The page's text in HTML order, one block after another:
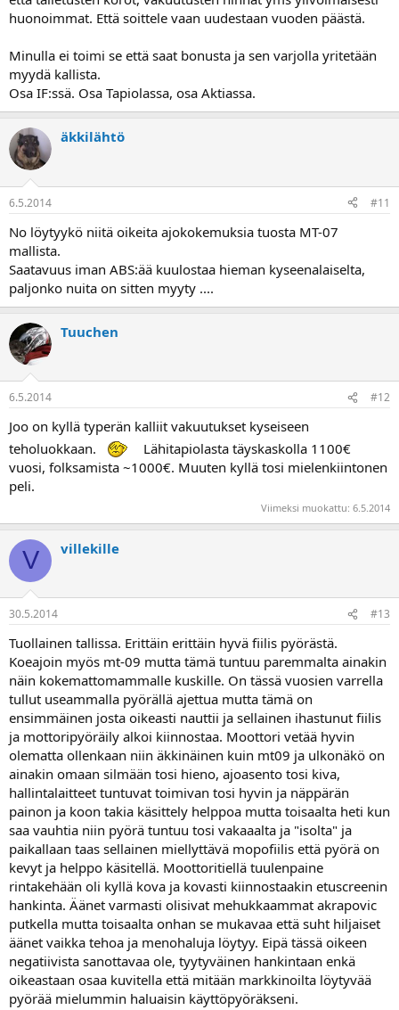
huonoimmat. Että soittele vaan uudestaan vuoden päästä.
Minulla ei toimi se että saat bonusta ja sen varjolla yritetään
myydä kallista.
Osa IF:ssä. Osa Tapiolassa, osa Aktiassa.
äkkilähtö
6.5.2014 #11
No löytyykö niitä oikeita ajokokemuksia tuosta MT-07
mallista.
Saatavuus iman ABS:ää kuulostaa hieman kyseenalaiselta,
paljonko nuita on sitten myyty ....
Tuuchen
6.5.2014 #12
Joo on kyllä typerän kalliit vakuutukset kyseiseen
teholuokkaan.
Lähitapiolasta täyskaskolla 1100€
vuosi, folksamista ~1000€. Muuten kyllä tosi mielenkiintonen
peli.
Viimeksi muokattu: 6.5.2014
V villekille
30.5.2014 #13
Tuollainen tallissa. Erittäin erittäin hyvä fiilis pyörästä.
Koeajoin myös mt-09 mutta tämä tuntuu paremmalta ainakin
näin kokemattomammalle kuskille. On tässä vuosien varrella
tullut useammalla pyörällä ajettua mutta tämä on
ensimmäinen josta oikeasti nauttii ja sellainen ihastunut fiilis
ja mottoripyöräily alkoi kiinnostaa. Moottori vetää hyvin
olematta ollenkaan niin äkkinäinen kuin mt09 ja ulkonäkö on
ainakin omaan silmään tosi hieno, ajoasento tosi kiva,
hallintalaitteet tuntuvat toimivan tosi hyvin ja näppärän
painon ja koon takia käsittely helppoa mutta toisaalta heti kun
saa vauhtia niin pyörä tuntuu tosi vakaaalta ja "isolta" ja
paikallaan taas sellainen miellyttävä mopofiilis että pyörä on
kevyt ja helppo käsitellä. Moottoritiellä tuulenpaine
rintakehään oli kyllä kova ja kovasti kiinnostaakin etuscreenin
hankinta. Äänet varmasti olisivat mehukkaammat akrapovic
putkella mutta toisaalta onhan se mukavaa että suht hiljaiset
äänet vaikka tehoa ja menohaluja löytyy. Eipä tässä oikeen
negatiivista sanottavaa ole, tyytyväinen hankintaan enkä
oikeastaan osaa kuvitella että mitään markkinoilta löytyvää
pyörää mielummin haluaisin käyttöpyöräkseni.